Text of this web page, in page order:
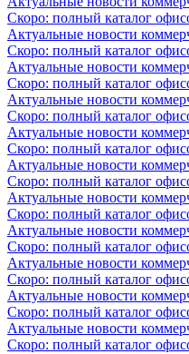
Скоро: полный каталог
Актуальные новости
Скоро: полный каталог
Актуальные новости
Скоро: полный каталог
Актуальные новости
Скоро: полный каталог
Актуальные новости
Скоро: полный каталог
Актуальные новости
Скоро: полный каталог
Актуальные новости
Скоро: полный каталог
Актуальные новости
Скоро: полный каталог
Актуальные новости
Скоро: полный каталог
Актуальные новости
Скоро: полный каталог
Актуальные новости
Скоро: полный каталог